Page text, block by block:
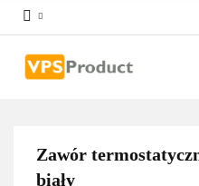
Zawór
biały